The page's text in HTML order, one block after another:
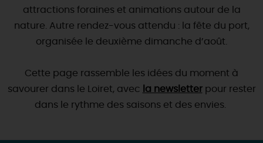
DEMAIN
CE WEEK-END
attractions foraines et animations autour de la
nature. Autre rendez-vous attendu : la fête du port,
organisée le deuxième dimanche d’août.
Cette page rassemble les idées du moment à
savourer dans le Loiret, avec
la newsletterpour rester
dans le rythme des saisons et des envies.